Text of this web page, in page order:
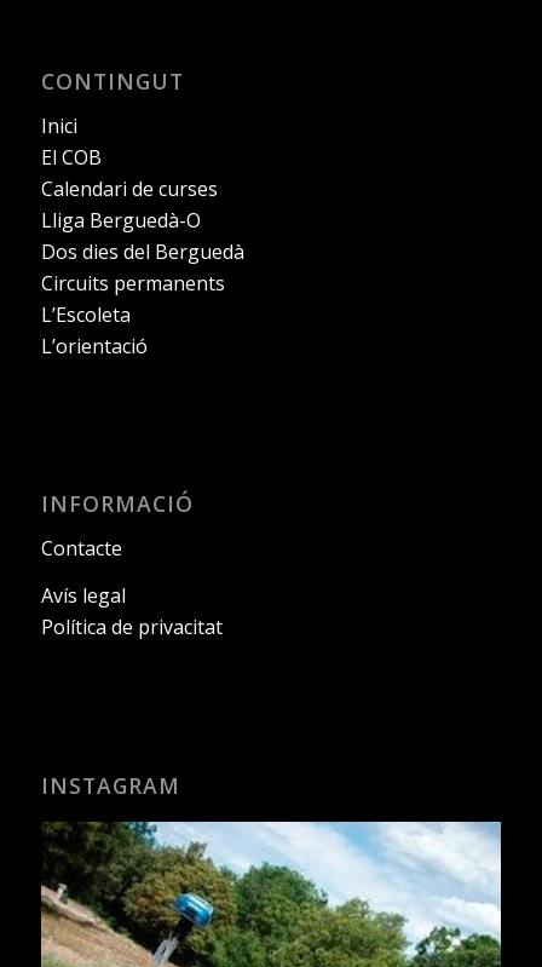
CONTINGUT
Inici
El COB
Calendari de curses
Lliga Berguedà-O
Dos dies del Berguedà
Circuits permanents
L’Escoleta
L’orientació
INFORMACIÓ
Contacte
Avís legal
Política de privacitat
INSTAGRAM